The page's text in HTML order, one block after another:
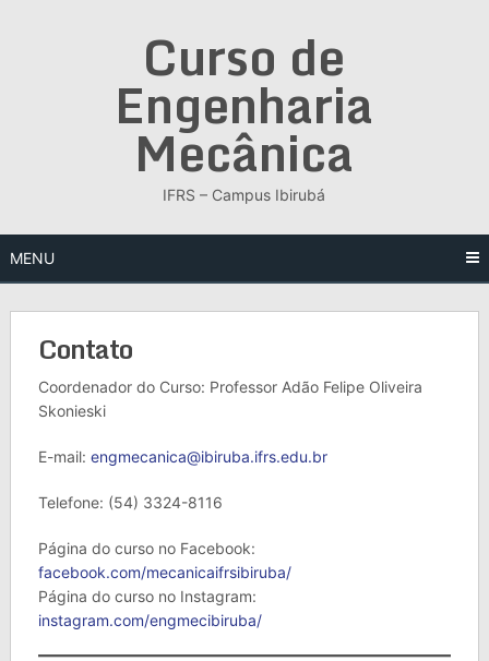
Curso de
Engenharia
Mecânica
IFRS – Campus Ibirubá
MENU
Contato
Coordenador do Curso: Professor Adão Felipe Oliveira
Skonieski
E-mail: engmecanica@ibiruba.ifrs.edu.br
Telefone: (54) 3324-8116
Página do curso no Facebook:
facebook.com/mecanicaifrsibiruba/
Página do curso no Instagram:
instagram.com/engmecibiruba/